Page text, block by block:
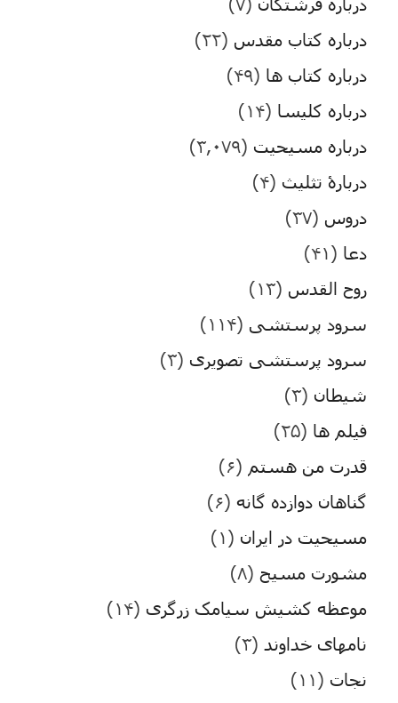
درباره کتاب مقدس (۲۲)
درباره کتاب ها (۴۹)
درباره کلیسا (۱۴)
درباره مسیحیت (۳,۰۷۹)
دربارۀ تثلیث (۴)
دروس (۳۷)
دعا (۴۱)
روح القدس (۱۳)
سرود پرستشی (۱۱۴)
سرود پرستشی تصویری (۳)
شیطان (۳)
فیلم ها (۲۵)
قدرت من هستم (۶)
گناهان دوازده گانه (۶)
مسیحیت در ایران (۱)
مشورت مسیح (۸)
موعظه کشیش سیامک زرگری (۱۴)
نامهای خداوند (۳)
نجات (۱۱)